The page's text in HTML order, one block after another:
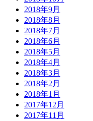
2018年9月
2018年8月
2018年7月
2018年6月
2018年5月
2018年4月
2018年3月
2018年2月
2018年1月
2017年12月
2017年11月